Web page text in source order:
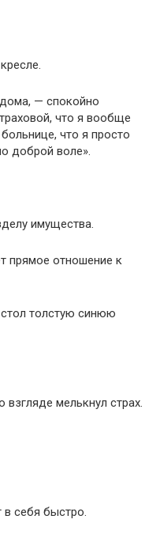
— спокойно
что я вообще
что я просто
доброй воле».
имущества.
прямое отношение к
толстую синюю
мелькнул страх.
в себя быстро.